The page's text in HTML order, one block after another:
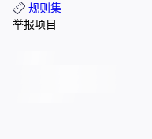
规则集
举报项目